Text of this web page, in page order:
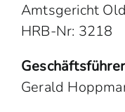
Amtsgericht
HRB-Nr: 3218
Gerald